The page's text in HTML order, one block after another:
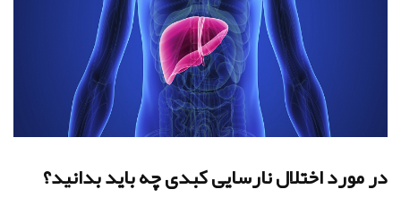
در مورد اختلال نارسایی کبدی چه باید بدانید؟